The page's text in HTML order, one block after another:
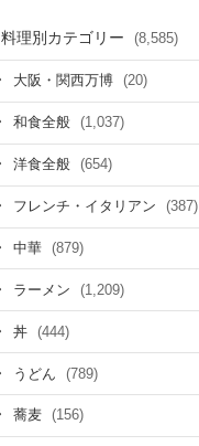
料理別カテゴリー (8,585)
大阪・関西万博 (20)
和食全般 (1,037)
洋食全般 (654)
フレンチ・イタリアン (387)
中華 (879)
ラーメン (1,209)
丼 (444)
うどん (789)
蕎麦 (156)